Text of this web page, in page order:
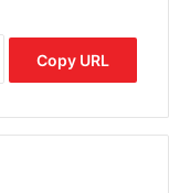
Copy URL